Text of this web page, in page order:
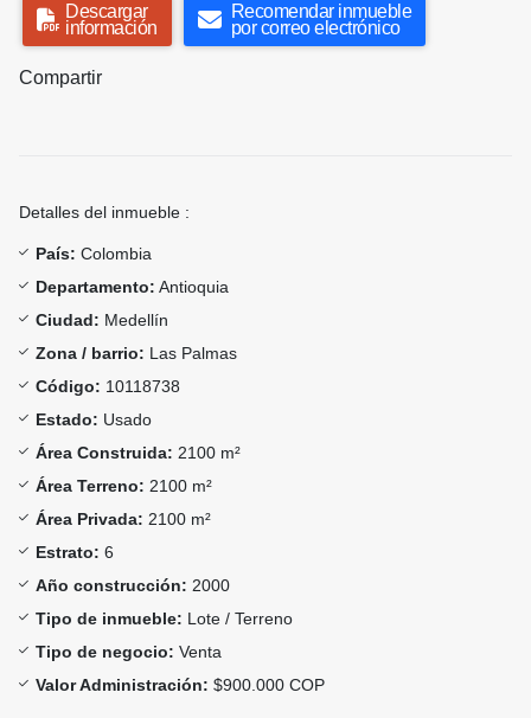
Descargar
información
Recomendar inmueble
por correo electrónico
Compartir
Detalles del inmueble :
País: Colombia
Departamento: Antioquia
Ciudad: Medellín
Zona / barrio: Las Palmas
Código: 10118738
Estado: Usado
Área Construida: 2100 m²
Área Terreno: 2100 m²
Área Privada: 2100 m²
Estrato: 6
Año construcción: 2000
Tipo de inmueble: Lote / Terreno
Tipo de negocio: Venta
Valor Administración: $900.000 COP